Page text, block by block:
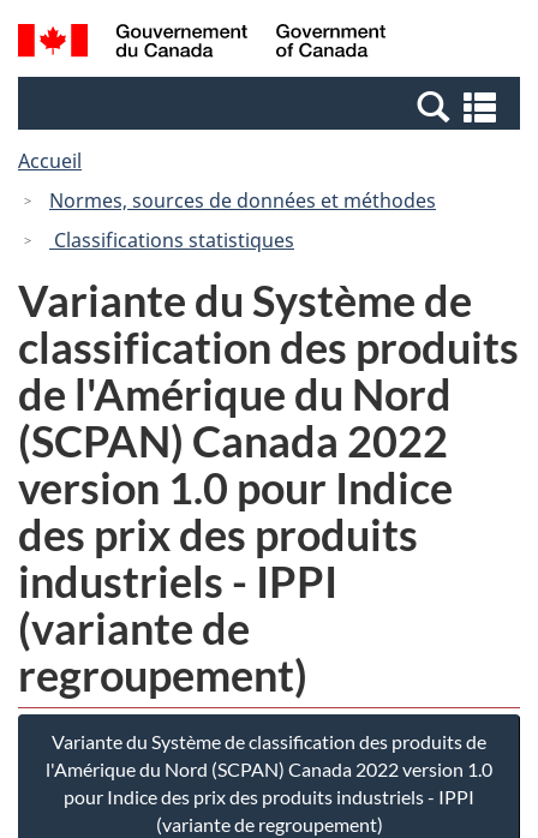
Passer
au
Passer
à
Canada
Recherche
et
et
Accueil
Normes, sources de données et méthodes
Classifications statistiques
Variante du Système de
classification des produits
de l'Amérique du Nord
(SCPAN) Canada 2022
version 1.0 pour Indice
des prix des produits
industriels - IPPI
(variante de
regroupement)
Variante du Système de classification des produits de
l'Amérique du Nord (SCPAN) Canada 2022 version 1.0
pour Indice des prix des produits industriels - IPPI
(variante de regroupement)